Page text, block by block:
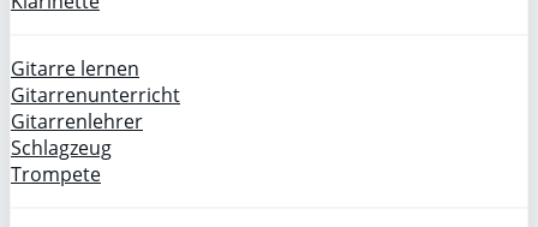
Gitarre lernen
Gitarrenunterricht
Gitarrenlehrer
Schlagzeug
Trompete